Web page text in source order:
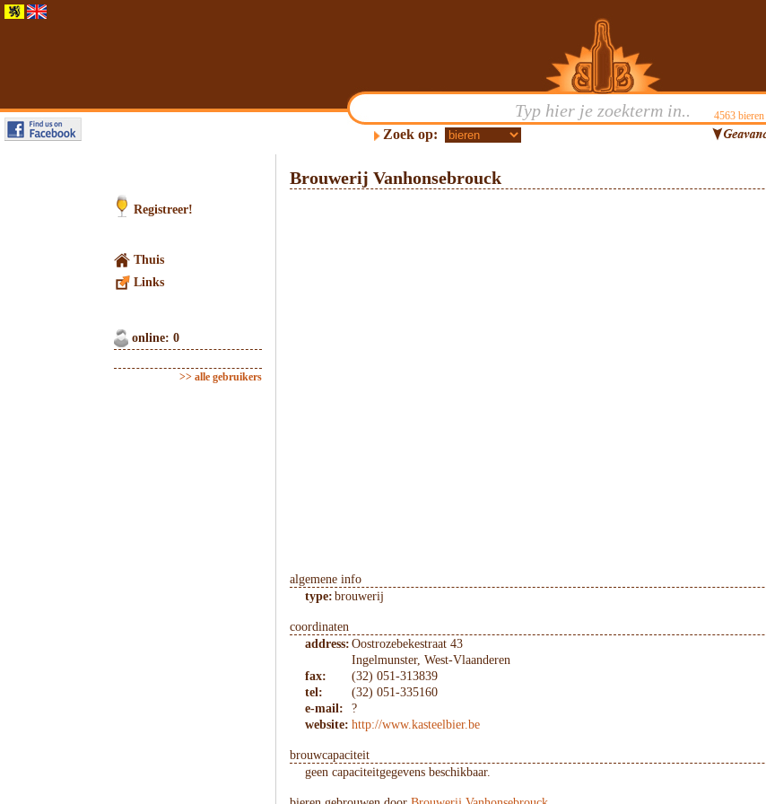
4563bieren |
Zoek op:
Registreer!
Thuis
Links
online: 0
>> alle gebruikers
Brouwerij Vanhonsebrouck
algemene info
type: brouwerij
coordinaten
address: Oostrozebekestraat 43
Ingelmunster, West-Vlaanderen
fax:
(32) 051-313839
tel:
(32) 051-335160
e-mail:
?
website: http://www.kasteelbier.be
brouwcapaciteit
geen capaciteitgegevens beschikbaar.